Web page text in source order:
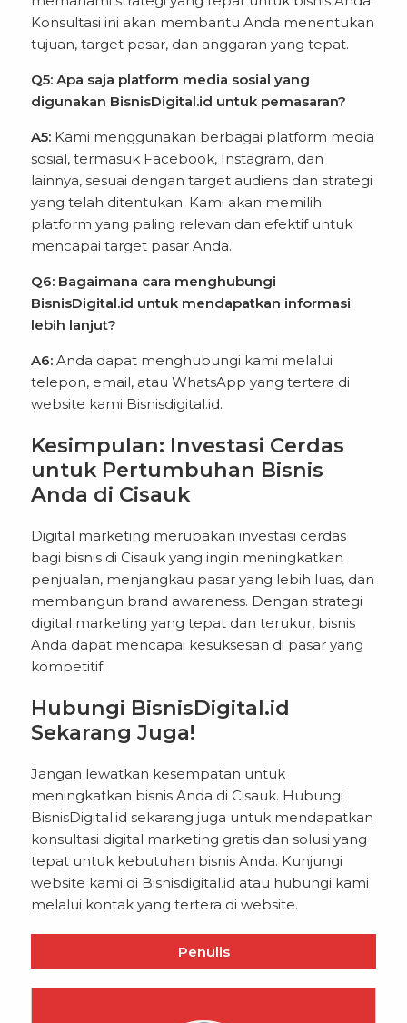
Konsultasi ini akan membantu Anda menentukan
tujuan, target pasar, dan anggaran yang tepat.
Q5: Apa saja platform media sosial yang
digunakan BisnisDigital.id untuk pemasaran?
A5: Kami menggunakan berbagai platform media
sosial, termasuk Facebook, Instagram, dan
lainnya, sesuai dengan target audiens dan strategi
yang telah ditentukan. Kami akan memilih
platform yang paling relevan dan efektif untuk
mencapai target pasar Anda.
Q6: Bagaimana cara menghubungi
BisnisDigital.id untuk mendapatkan informasi
lebih lanjut?
A6: Anda dapat menghubungi kami melalui
telepon, email, atau WhatsApp yang tertera di
website kami Bisnisdigital.id.
Kesimpulan: Investasi Cerdas
untuk Pertumbuhan Bisnis
Anda di Cisauk
Digital marketing merupakan investasi cerdas
bagi bisnis di Cisauk yang ingin meningkatkan
penjualan, menjangkau pasar yang lebih luas, dan
membangun brand awareness. Dengan strategi
digital marketing yang tepat dan terukur, bisnis
Anda dapat mencapai kesuksesan di pasar yang
kompetitif.
Hubungi BisnisDigital.id
Sekarang Juga!
Jangan lewatkan kesempatan untuk
meningkatkan bisnis Anda di Cisauk. Hubungi
BisnisDigital.id sekarang juga untuk mendapatkan
konsultasi digital marketing gratis dan solusi yang
tepat untuk kebutuhan bisnis Anda. Kunjungi
website kami di Bisnisdigital.id atau hubungi kami
melalui kontak yang tertera di website.
Penulis